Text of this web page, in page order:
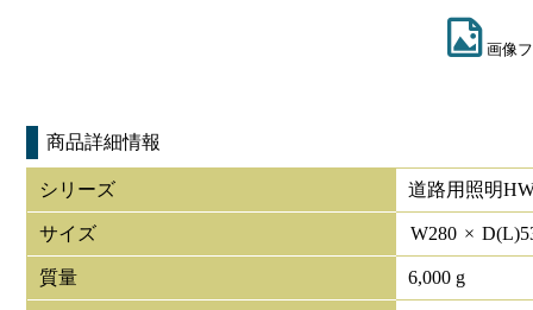
画像
商品詳細情報
シリーズ 道路用照明
サイズ W280 × D(L)
質量 6,000 g